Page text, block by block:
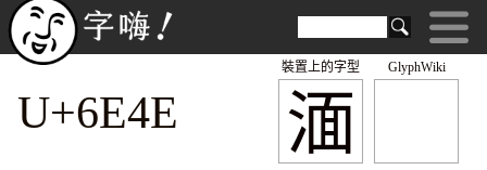
GlyphWiki
湎
裝置上的字型
U+6E4E